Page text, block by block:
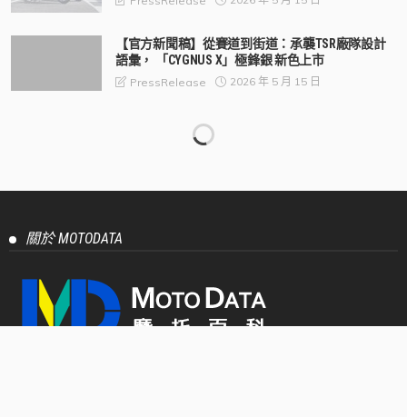
PressRelease 2026 年 5 月 15 日
【官方新聞稿】從賽道到街道：承襲TSR廠隊設計
語彙， 「CYGNUS X」極鋒銀 新色上市
PressRelease 2026 年 5 月 15 日
【官方新聞稿】2026年DGR紳士路騎台北場報名正
式開跑！歷年規模最大騎士紳裝公益活動即將登
PressRelease 2026 年 5 月 11 日
CBR500R E-Clutch進化登場 熱血運動基因再進化，
【官方新聞稿】「JOG 125」質感新色亮相 打造都